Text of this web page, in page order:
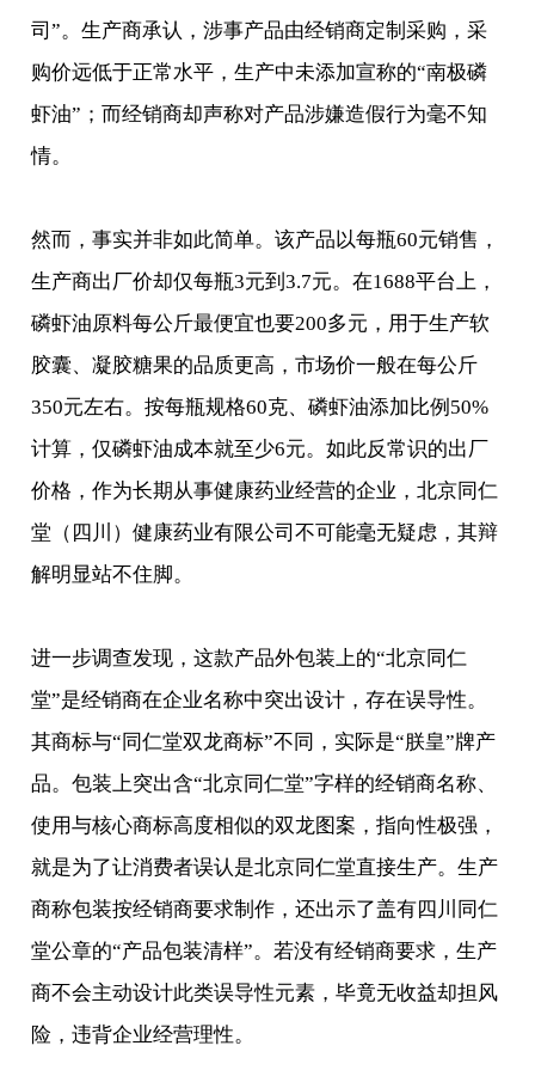
司”。生产商承认，涉事产品由经销商定制采购，采
购价远低于正常水平，生产中未添加宣称的“南极磷
虾油”；而经销商却声称对产品涉嫌造假行为毫不知
情。
然而，事实并非如此简单。该产品以每瓶60元销售，
生产商出厂价却仅每瓶3元到3.7元。在1688平台上，
磷虾油原料每公斤最便宜也要200多元，用于生产软
胶囊、凝胶糖果的品质更高，市场价一般在每公斤
350元左右。按每瓶规格60克、磷虾油添加比例50%
计算，仅磷虾油成本就至少6元。如此反常识的出厂
价格，作为长期从事健康药业经营的企业，北京同仁
堂（四川）健康药业有限公司不可能毫无疑虑，其辩
解明显站不住脚。
进一步调查发现，这款产品外包装上的“北京同仁
堂”是经销商在企业名称中突出设计，存在误导性。
其商标与“同仁堂双龙商标”不同，实际是“朕皇”牌产
品。包装上突出含“北京同仁堂”字样的经销商名称、
使用与核心商标高度相似的双龙图案，指向性极强，
就是为了让消费者误认是北京同仁堂直接生产。生产
商称包装按经销商要求制作，还出示了盖有四川同仁
堂公章的“产品包装清样”。若没有经销商要求，生产
商不会主动设计此类误导性元素，毕竟无收益却担风
险，违背企业经营理性。